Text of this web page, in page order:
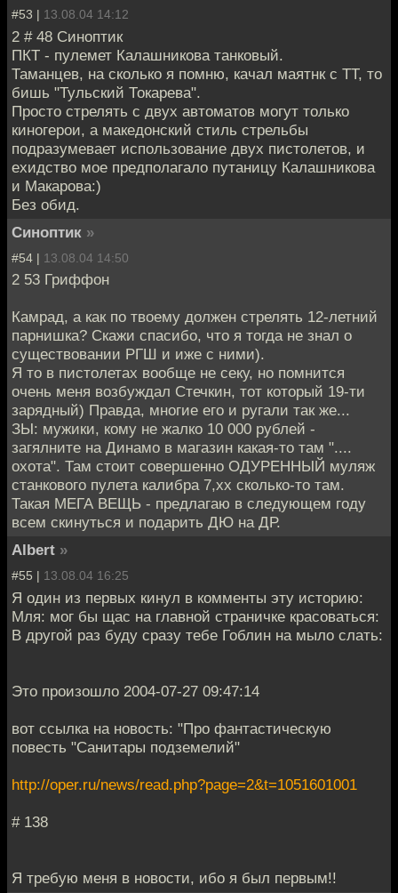
#53 | 13.08.04 14:12
2 # 48 Синоптик
ПКТ - пулемет Калашникова танковый.
Таманцев, на сколько я помню, качал маятнк с ТТ, то
бишь "Тульский Токарева".
Просто стрелять с двух автоматов могут только
киногерои, а македонский стиль стрельбы
подразумевает использование двух пистолетов, и
ехидство мое предполагало путаницу Калашникова
и Макарова:)
Без обид.
Синоптик »
#54 | 13.08.04 14:50
2 53 Гриффон
Камрад, а как по твоему должен стрелять 12-летний
парнишка? Скажи спасибо, что я тогда не знал о
существовании РГШ и иже с ними).
Я то в пистолетах вообще не секу, но помнится
очень меня возбуждал Стечкин, тот который 19-ти
зарядный) Правда, многие его и ругали так же...
ЗЫ: мужики, кому не жалко 10 000 рублей -
загялните на Динамо в магазин какая-то там "....
охота". Там стоит совершенно ОДУРЕННЫЙ муляж
станкового пулета калибра 7,хх сколько-то там.
Такая МЕГА ВЕЩЬ - предлагаю в следующем году
всем скинуться и подарить ДЮ на ДР.
Albert »
#55 | 13.08.04 16:25
Я один из первых кинул в комменты эту историю:
Мля: мог бы щас на главной страничке красоваться:
В другой раз буду сразу тебе Гоблин на мыло слать:
Это произошло 2004-07-27 09:47:14
вот ссылка на новость: "Про фантастическую
повесть "Санитары подземелий"
http://oper.ru/news/read.php?page=2&t=1051601001
# 138
Я требую меня в новости, ибо я был первым!!